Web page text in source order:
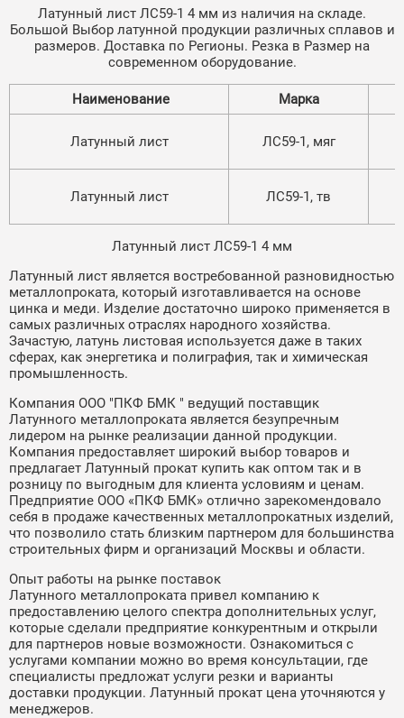
Латунный лист ЛС59-1 4 мм из наличия на складе.
Большой Выбор латунной продукции различных сплавов и
размеров. Доставка по Регионы. Резка в Размер на
современном оборудование.
Наименование Марка
Латунный лист ЛС59-1, мяг
Латунный лист ЛС59-1, тв
Латунный лист ЛС59-1 4 мм
Латунный лист является востребованной разновидностью
металлопроката, который изготавливается на основе
цинка и меди. Изделие достаточно широко применяется в
самых различных отраслях народного хозяйства.
Зачастую, латунь листовая используется даже в таких
сферах, как энергетика и полиграфия, так и химическая
промышленность.
Компания ООО "ПКФ БМК " ведущий поставщик
Латунного металлопроката является безупречным
лидером на рынке реализации данной продукции.
Компания предоставляет широкий выбор товаров и
предлагает Латунный прокат купить как оптом так и в
розницу по выгодным для клиента условиям и ценам.
Предприятие ООО «ПКФ БМК» отлично зарекомендовало
себя в продаже качественных металлопрокатных изделий,
что позволило стать близким партнером для большинства
строительных фирм и организаций Москвы и области.
Опыт работы на рынке поставок
Латунного металлопроката привел компанию к
предоставлению целого спектра дополнительных услуг,
которые сделали предприятие конкурентным и открыли
для партнеров новые возможности. Ознакомиться с
услугами компании можно во время консультации, где
специалисты предложат услуги резки и варианты
доставки продукции. Латунный прокат цена уточняются у
менеджеров.